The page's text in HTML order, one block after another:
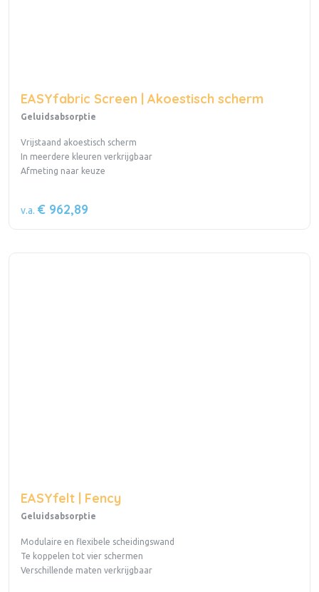
EASYfabric Screen | Akoestisch scherm
Geluidsabsorptie
Vrijstaand akoestisch scherm
In meerdere kleuren verkrijgbaar
Afmeting naar keuze
v.a. € 962,89
EASYfelt | Fency
Geluidsabsorptie
Modulaire en flexibele scheidingswand
Te koppelen tot vier schermen
Verschillende maten verkrijgbaar